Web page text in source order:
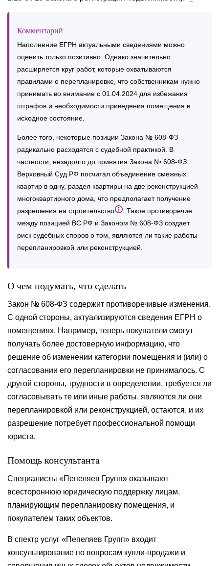
Комментарий
Наполнение ЕГРН актуальными сведениями можно
оценить только позитивно. Однако значительно
расширяется круг работ, которые охватываются
правилами о перепланировке, что собственникам нужно
принимать во внимание с 01.04.2024 для избежания
штрафов и необходимости приведения помещения в
исходное состояние.
Более того, некоторые позиции Закона № 608-ФЗ
радикально расходятся с судебной практикой. В
частности, незадолго до принятия Закона № 608-ФЗ
Верховный Суд РФ посчитал объединение смежных
квартир в одну, раздел квартиры на две реконструкцией
многоквартирного дома, что предполагает получение
разрешения на строительство
. Такое противоречие
между позицией ВС РФ и Законом № 608-ФЗ создает
риск судебных споров о том, являются ли такие работы
перепланировкой или реконструкцией.
О чем подумать, что сделать
Закон № 608-ФЗ содержит противоречивые изменения.
С одной стороны, актуализируются сведения ЕГРН о
помещениях. Например, теперь покупатели смогут
получать более достоверную информацию, что
решение об изменении категории помещения и (или) о
согласовании его перепланировки не принималось. С
другой стороны, трудности в определении, требуется ли
согласовывать те или иные работы, являются ли они
перепланировкой или реконструкцией, остаются, и их
разрешение потребует профессиональной помощи
юриста.
Помощь консультанта
Специалисты «Пепеляев Групп» оказывают
всестороннюю юридическую поддержку лицам,
планирующим перепланировку помещения, и
покупателем таких объектов.
В спектр услуг «Пепеляев Групп» входит
консультирование по вопросам купли-продажи и